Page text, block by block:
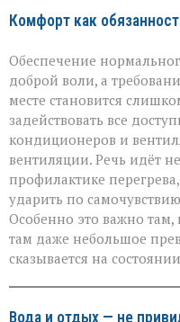
Комфорт как
Обеспечение
доброй воли, а
месте становится
задействовать все
кондиционеров и
вентиляции. Речь идёт
профилактике
ударить по
Особенно это важно
там даже небольшое
сказывается на
Вода и отдых — не